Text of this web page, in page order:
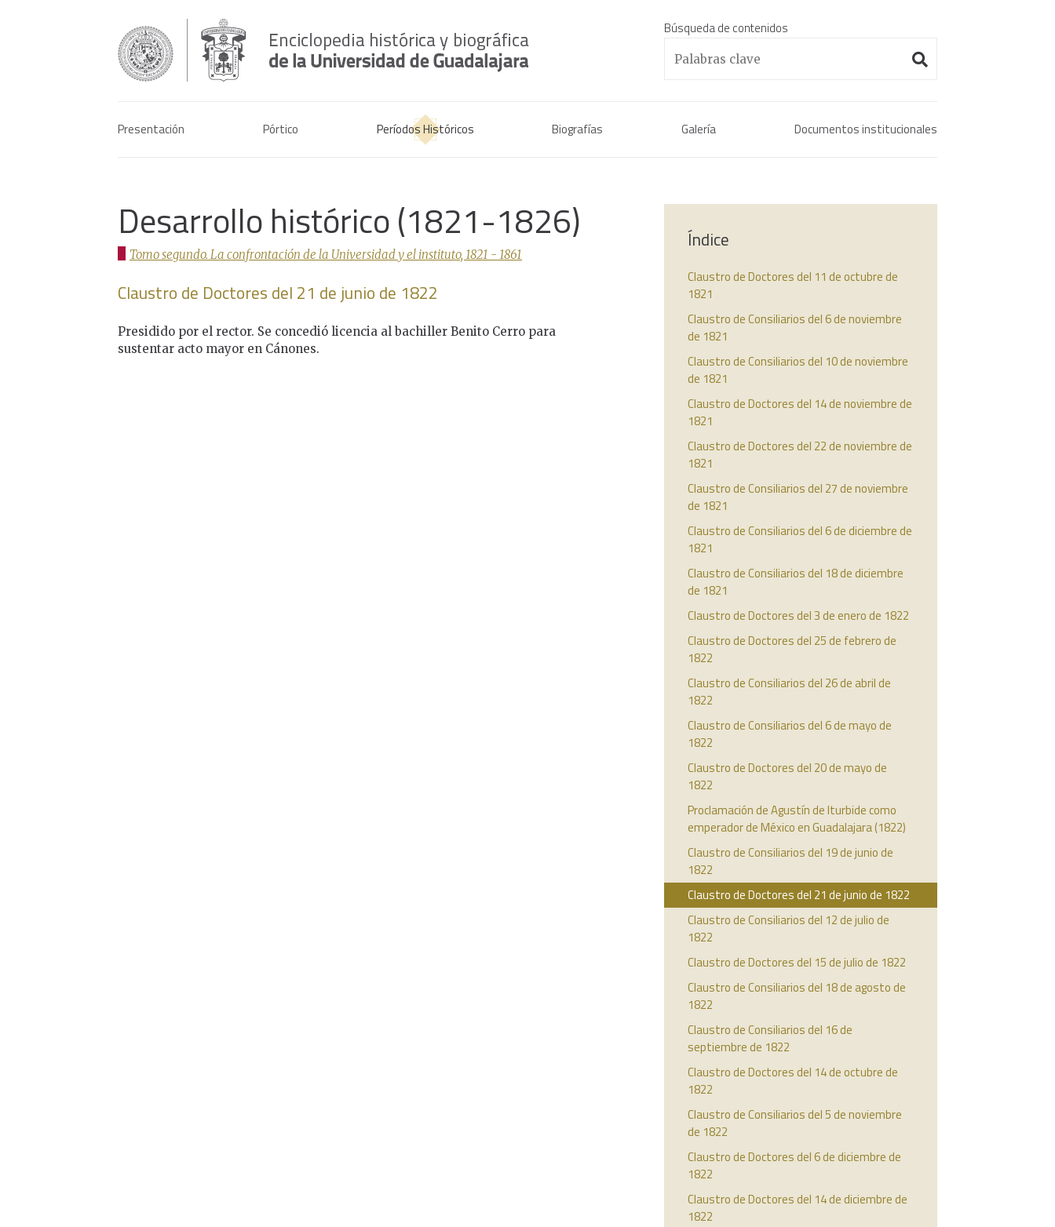
Búsqueda de contenidos
Presentación Pórtico Períodos Históricos Biografías Galería Documentos institucionales
Índice
Claustro de Doctores del 11 de octubre de
1821
Claustro de Consiliarios del 6 de noviembre
de 1821
Claustro de Consiliarios del 10 de noviembre
de 1821
Claustro de Doctores del 14 de noviembre de
1821
Claustro de Doctores del 22 de noviembre de
1821
Claustro de Consiliarios del 27 de noviembre
de 1821
Claustro de Consiliarios del 6 de diciembre de
1821
Claustro de Consiliarios del 18 de diciembre
de 1821
Claustro de Doctores del 3 de enero de 1822
Claustro de Doctores del 25 de febrero de
1822
Claustro de Consiliarios del 26 de abril de
1822
Claustro de Consiliarios del 6 de mayo de
1822
Claustro de Doctores del 20 de mayo de
1822
Proclamación de Agustín de Iturbide como
emperador de México en Guadalajara (1822)
Claustro de Consiliarios del 19 de junio de
1822
Claustro de Doctores del 21 de junio de 1822
Claustro de Consiliarios del 12 de julio de
1822
Claustro de Doctores del 15 de julio de 1822
Claustro de Consiliarios del 18 de agosto de
1822
Claustro de Consiliarios del 16 de
septiembre de 1822
Claustro de Doctores del 14 de octubre de
1822
Claustro de Consiliarios del 5 de noviembre
de 1822
Claustro de Doctores del 6 de diciembre de
1822
Claustro de Doctores del 14 de diciembre de
1822
Desarrollo histórico (1821-1826)
Tomo segundo. La confrontación de la Universidad y el instituto, 1821 - 1861
Claustro de Doctores del 21 de junio de 1822
Presidido por el rector. Se concedió licencia al bachiller Benito Cerro para
sustentar acto mayor en Cánones.